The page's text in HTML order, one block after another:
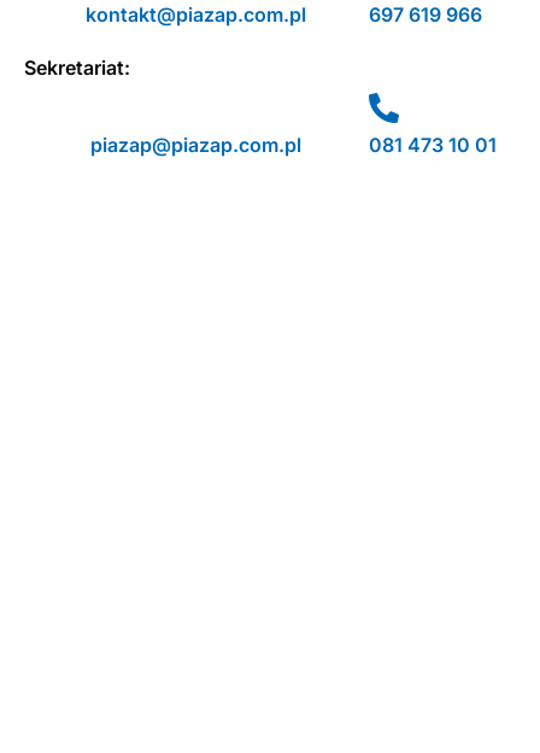
kontakt@piazap.com.pl 697 619 966
Sekretariat:
piazap@piazap.com.pl 081 473 10 01